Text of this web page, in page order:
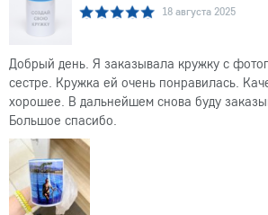
18 августа 2025
Добрый день. Я заказывала кружку с
сестре. Кружка ей очень понравилась.
хорошее. В дальнейшем снова буду
Большое спасибо.